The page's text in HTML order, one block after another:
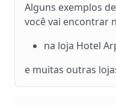
Alguns exemplos
você vai encontrar
na loja Hotel
e muitas outras